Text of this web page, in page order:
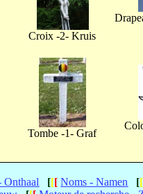
Croix -2- Kruis
Tombe -1- Graf
Onthaal [[[ Noms - Namen [[